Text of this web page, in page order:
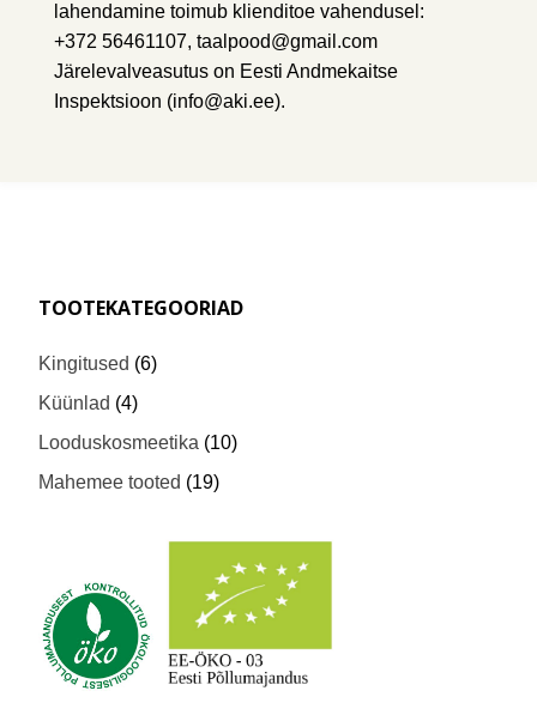
lahendamine toimub klienditoe vahendusel:
+372 56461107, taalpood@gmail.com
Järelevalveasutus on Eesti Andmekaitse
Inspektsioon (info@aki.ee).
TOOTEKATEGOORIAD
Kingitused (6)
Küünlad (4)
Looduskosmeetika (10)
Mahemee tooted (19)